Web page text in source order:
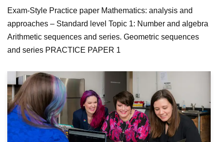
Exam-Style Practice paper Mathematics: analysis and
approaches – Standard level Topic 1: Number and algebra
Arithmetic sequences and series. Geometric sequences
and series PRACTICE PAPER 1